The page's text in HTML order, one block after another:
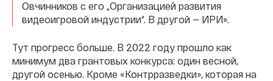
Овчинников с его „Организацией развития
видеоигровой индустрии“. В другой — ИРИ».
Тут прогресс больше. В 2022 году прошло как
минимум два грантовых конкурса: один весной,
другой осенью. Кроме «Контрразведки», которая на